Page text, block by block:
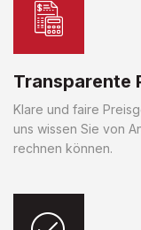
Transparente
Klare und faire
uns wissen Sie von
rechnen können.